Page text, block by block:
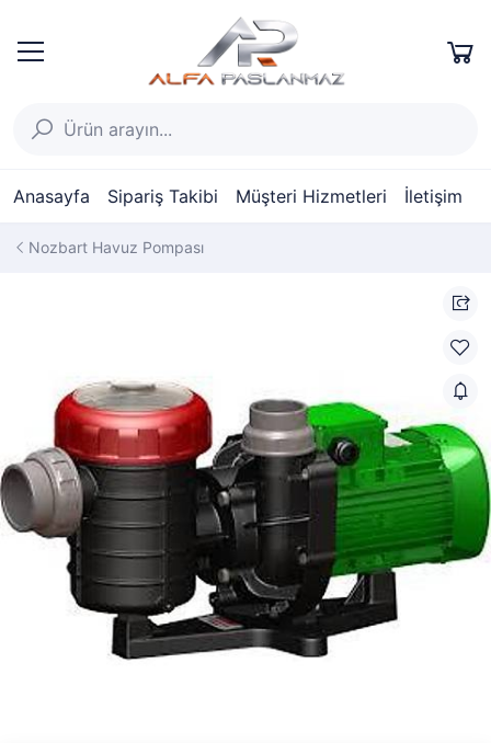
Anasayfa Sipariş Takibi Müşteri Hizmetleri İletişim
Nozbart Havuz Pompası